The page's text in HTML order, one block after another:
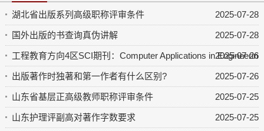
2025-07-28
湖北省出版系列高级职称评审条件
2025-07-28
国外出版的书查询真伪讲解
2025-07-26
工程教育方向4区SCI期刊：Computer Applications in
2025-07-26
出版著作时独著和第一作者有什么区别?
2025-07-25
山东省基层正高级教师职称评审条件
2025-07-25
山东护理评副高对著作字数要求